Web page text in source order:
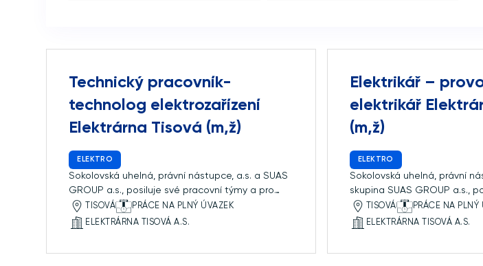
Technický pracovník-
technolog elektrozařízení
Elektrárna Tisová (m,ž)
ELEKTRO
Sokolovská uhelná, právní nástupce, a.s. a SUAS
GROUP a.s., posiluje své pracovní týmy a pro
svoji dceřinou společnost Elektrárnu Tisová, a.s. v
Citicích, hledá kolegy na pozici Technický
TISOVÁ
PRÁCE NA PLNÝ ÚVAZEK
ELEKTRÁRNA TISOVÁ A.S.
Elektrikář –
elektrikář
(m,ž)
ELEKTRO
Sokolovská uhelná, právní
skupina SUAS GROUP a.s.,
týmy a pro svoji dceřinou
Tisová, a.s. v Citicích, hledá
TISOVÁ
PRÁCE NA PLNÝ
ELEKTRÁRNA TISOVÁ A.S.